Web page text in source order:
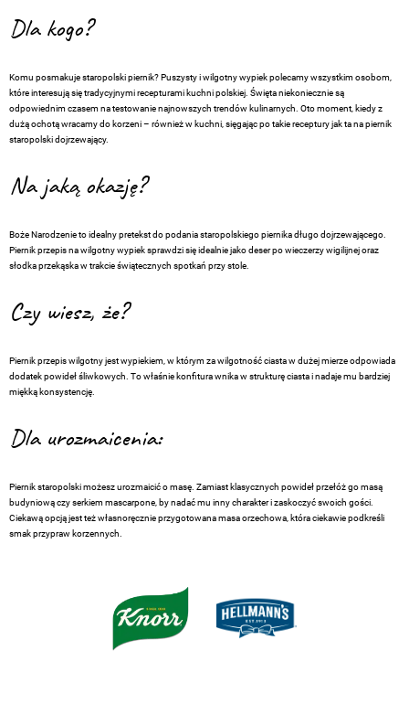
Dla kogo?
Komu posmakuje staropolski piernik? Puszysty i wilgotny wypiek polecamy wszystkim osobom,
które interesują się tradycyjnymi recepturami kuchni polskiej. Święta niekoniecznie są
odpowiednim czasem na testowanie najnowszych trendów kulinarnych. Oto moment, kiedy z
dużą ochotą wracamy do korzeni – również w kuchni, sięgając po takie receptury jak ta na piernik
staropolski dojrzewający.
Na jaką okazję?
Boże Narodzenie to idealny pretekst do podania staropolskiego piernika długo dojrzewającego.
Piernik przepis na wilgotny wypiek sprawdzi się idealnie jako deser po wieczerzy wigilijnej oraz
słodka przekąska w trakcie świątecznych spotkań przy stole.
Czy wiesz, że?
Piernik przepis wilgotny jest wypiekiem, w którym za wilgotność ciasta w dużej mierze odpowiada
dodatek powideł śliwkowych. To właśnie konfitura wnika w strukturę ciasta i nadaje mu bardziej
miękką konsystencję.
Dla urozmaicenia:
Piernik staropolski możesz urozmaicić o masę. Zamiast klasycznych powideł przełóż go masą
budyniową czy serkiem mascarpone, by nadać mu inny charakter i zaskoczyć swoich gości.
Ciekawą opcją jest też własnoręcznie przygotowana masa orzechowa, która ciekawie podkreśli
smak przypraw korzennych.